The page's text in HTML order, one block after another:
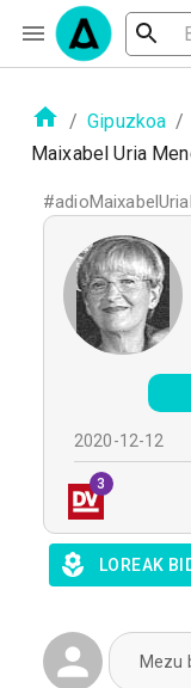
/ Gipuzkoa /
Maixabel Uria
#
2020-12-12
3
LOREAK
Mezu